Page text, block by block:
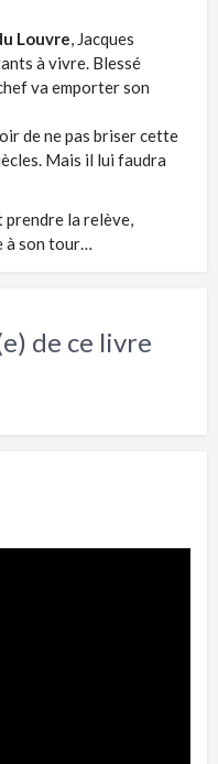
Louvre , Jacques
à vivre. Blessé
va emporter son
de ne pas briser cette
Mais il lui faudra
prendre la relève,
son tour…
de ce livre